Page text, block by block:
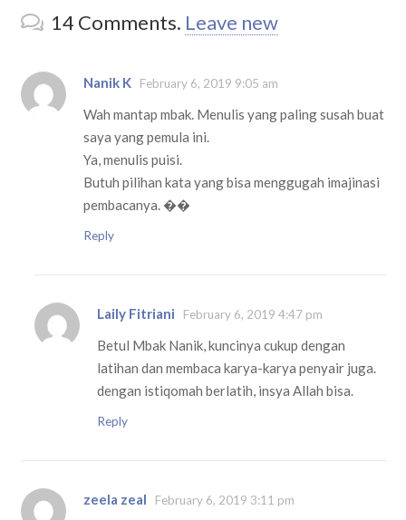
14 Comments. Leave new
Nanik K February 6, 2019 9:05 am
Wah mantap mbak. Menulis yang paling susah buat
saya yang pemula ini.
Ya, menulis puisi.
Butuh pilihan kata yang bisa menggugah imajinasi
pembacanya. ��
Reply
Laily Fitriani February 6, 2019 4:47 pm
Betul Mbak Nanik, kuncinya cukup dengan
latihan dan membaca karya-karya penyair juga.
dengan istiqomah berlatih, insya Allah bisa.
Reply
zeela zeal February 6, 2019 3:11 pm